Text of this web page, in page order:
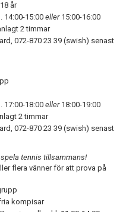
år
14:00-15:00 eller 15:00-16:00
2 timmar
072-870 23 39 (swish) senast
17:00-18:00 eller 18:00-19:00
2 timmar
072-870 23 39 (swish) senast
tennis tillsammans!
flera vänner för att prova på
kompisar